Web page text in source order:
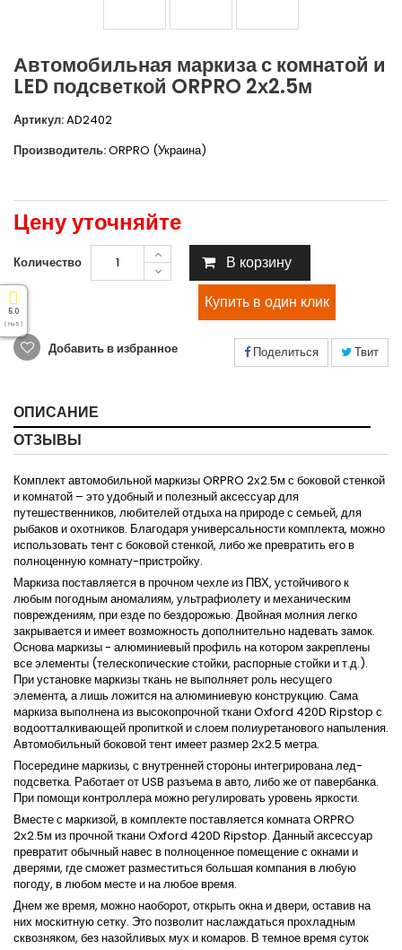
Автомобильная маркиза с комнатой и
LED подсветкой ORPRO 2х2.5м
Артикул:AD2402
Производитель:ORPRO (Украина)
Цену уточняйте
Количество В корзину
Добавить в избранное Поделиться Твит
ОПИСАНИЕ
ОТЗЫВЫ
Комплект автомобильной маркизы ORPRO 2х2.5м с боковой стенкой
и комнатой – это удобный и полезный аксессуар для
путешественников, любителей отдыха на природе с семьей, для
рыбаков и охотников. Благодаря универсальности комплекта, можно
использовать тент с боковой стенкой, либо же превратить его в
полноценную комнату-пристройку.
Маркиза поставляется в прочном чехле из ПВХ, устойчивого к
любым погодным аномалиям, ультрафиолету и механическим
повреждениям, при езде по бездорожью. Двойная молния легко
закрывается и имеет возможность дополнительно надевать замок.
Основа маркизы - алюминиевый профиль на котором закреплены
все элементы (телескопические стойки, распорные стойки и т.д.).
При установке маркизы ткань не выполняет роль несущего
элемента, а лишь ложится на алюминиевую конструкцию. Сама
маркиза выполнена из высокопрочной ткани Oxford 420D Ripstop с
водоотталкивающей пропиткой и слоем полиуретанового напыления.
Автомобильный боковой тент имеет размер2х2.5 метра.
Посередине маркизы, с внутренней стороны интегрирована лед-
подсветка. Работает от USB разъема в авто, либо же от павербанка.
При помощи контроллера можно регулировать уровень яркости.
Вместе с маркизой, в комплекте поставляется комната ORPRO
2х2.5м из прочной ткани Oxford 420D Ripstop. Данный аксессуар
превратит обычный навес в полноценное помещение с окнами и
дверями, где сможет разместиться большая компания в любую
погоду, в любом месте и на любое время.
Днем же время, можно наоборот, открыть окна и двери, оставив на
них москитную сетку. Это позволит наслаждаться прохладным
сквозняком, без назойливых мух и комаров. В темное время суток
5.0
( На 5 )